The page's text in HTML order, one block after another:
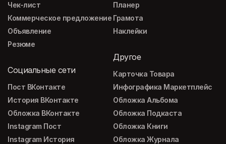
Чек-лист
Коммерческое предложение
Объявление
Резюме
Социальные сети
Пост ВКонтакте
История ВКонтакте
Обложка ВКонтакте
Instagram Пост
Instagram История
Планер
Грамота
Наклейки
Другое
Карточка Товара
Инфографика Маркетплейс
Обложка Альбома
Обложка Подкаста
Обложка Книги
Обложка Журнала